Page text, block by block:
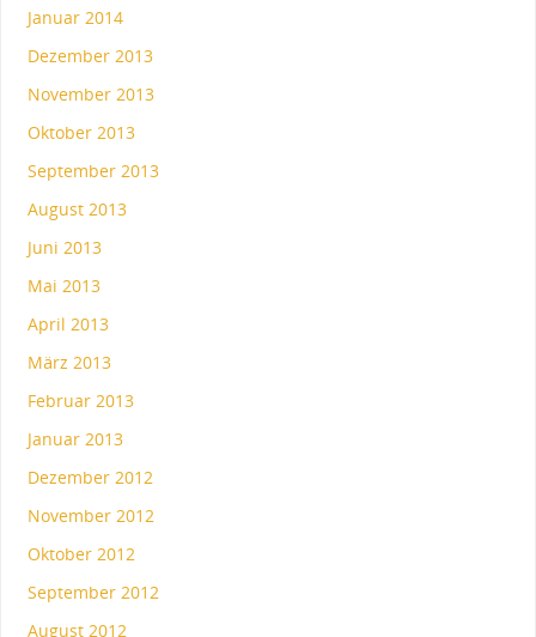
Januar 2014
Dezember 2013
November 2013
Oktober 2013
September 2013
August 2013
Juni 2013
Mai 2013
April 2013
März 2013
Februar 2013
Januar 2013
Dezember 2012
November 2012
Oktober 2012
September 2012
August 2012